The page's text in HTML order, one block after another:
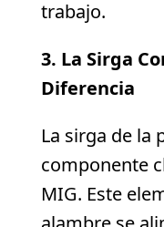
trabajo.
3. La Sirga
Diferencia
La sirga de la
componente
MIG. Este